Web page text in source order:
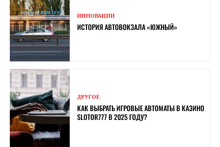
ИННОВАЦИИ
ИСТОРИЯ АВТОВОКЗАЛА «ЮЖНЫЙ»
ДРУГОЕ
КАК ВЫБРАТЬ ИГРОВЫЕ АВТОМАТЫ В КАЗИНО
SLOTOR777 В 2025 ГОДУ?